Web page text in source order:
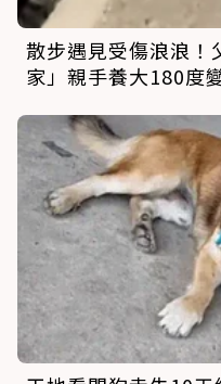
散步遇見受傷浪浪！
家」親手養大180度